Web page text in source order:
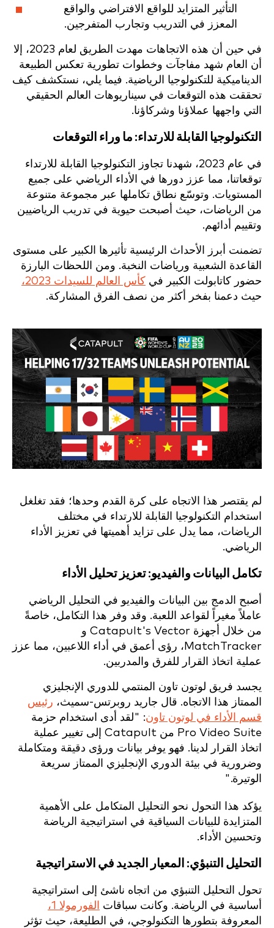
التأثير المتزايد للواقع الافتراضي والواقع
المعزز في التدريب وتجارب المتفرجين.
في حين أن هذه الاتجاهات مهدت الطريق لعام 2023، إلا
أن العام شهد مفاجآت وخطوات تطورية تعكس الطبيعة
الديناميكية للتكنولوجيا الرياضية. فيما يلي، نستكشف كيف
تحققت هذه التوقعات في سيناريوهات العالم الحقيقي
التي واجهها عملاؤنا وشركاؤنا.
التكنولوجيا القابلة للارتداء: ما وراء التوقعات
في عام 2023، شهدنا تجاوز التكنولوجيا القابلة للارتداء
توقعاتنا، مما عزز دورها في الأداء الرياضي على جميع
المستويات. وتوسّع نطاق تكاملها عبر مجموعة متنوعة
من الرياضات، حيث أصبحت حيوية في تدريب الرياضيين
وتقييم أدائهم.
تضمنت أبرز الأحداث الرئيسية تأثيرها الكبير على مستوى
القاعدة الشعبية ورياضات النخبة. ومن اللحظات البارزة
حضور كاتابولت الكبير في كأس العالم للسيدات 2023،
حيث دعمنا بفخر أكثر من نصف الفرق المشاركة.
لم يقتصر هذا الاتجاه على كرة القدم وحدها؛ فقد تغلغل
استخدام التكنولوجيا القابلة للارتداء في مختلف
الرياضات، مما يدل على تزايد أهميتها في تعزيز الأداء
الرياضي.
تكامل البيانات والفيديو: تعزيز تحليل الأداء
أصبح الدمج بين البيانات والفيديو في التحليل الرياضي
عاملاً مغيراً لقواعد اللعبة. وقد وفر هذا التكامل، خاصةً
من خلال أجهزة Catapult's Vector و
MatchTracker، رؤى أعمق في أداء اللاعبين، مما عزز
عملية اتخاذ القرار للفرق والمدربين.
يجسد فريق لوتون تاون المنتمي للدوري الإنجليزي
الممتاز هذا الاتجاه. قال جاريد روبرتس-سميث، رئيس
قسم الأداء في لوتون تاون: "لقد أدى استخدام حزمة
Pro Video Suite من Catapult إلى تغيير عملية
اتخاذ القرار لدينا. فهو يوفر بيانات ورؤى دقيقة ومتكاملة
وضرورية في بيئة الدوري الإنجليزي الممتاز سريعة
الوتيرة."
يؤكد هذا التحول نحو التحليل المتكامل على الأهمية
المتزايدة للبيانات السياقية في استراتيجية الرياضة
وتحسين الأداء.
التحليل التنبؤي: المعيار الجديد في الاستراتيجية
تحول التحليل التنبؤي من اتجاه ناشئ إلى استراتيجية
أساسية في الرياضة. وكانت سباقات
الفورمولا 1،
المعروفة بتطورها التكنولوجي، في الطليعة، حيث تؤثر